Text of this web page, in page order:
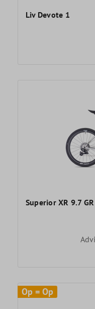
Liv Devote 1
Superior XR 9.7 GR
Op = Op